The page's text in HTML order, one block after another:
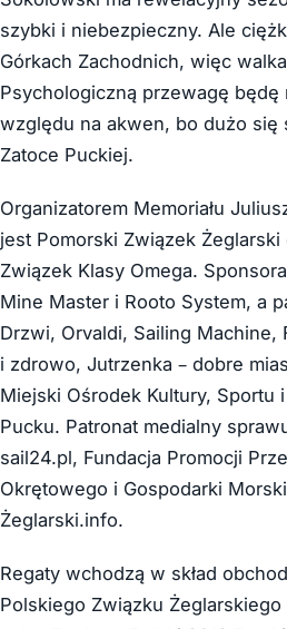
szybki i niebezpieczny. Ale
Górkach Zachodnich, więc
Psychologiczną przewagę będę
względu na akwen, bo dużo się
Zatoce Puckiej.
Organizatorem Memoriału
jest Pomorski Związek Żeglarski
Związek Klasy Omega.
Mine Master i Rooto System, a
Drzwi, Orvaldi, Sailing Machine,
i zdrowo, Jutrzenka – dobre
Miejski Ośrodek Kultury, Sportu
Pucku. Patronat medialny
sail24.pl, Fundacja Promocji
Okrętowego i Gospodarki
Żeglarski.info.
Regaty wchodzą w skład
Polskiego Związku